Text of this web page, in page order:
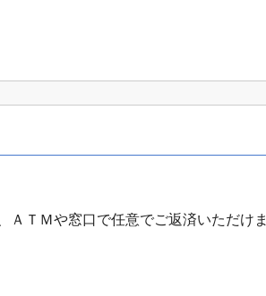
ＴＭや窓口で任意でご返済いただけま